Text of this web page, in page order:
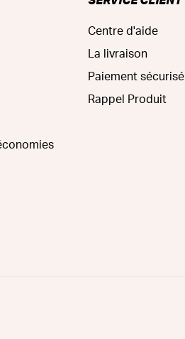
Centre d'aide
La livraison
Paiement sécurisé
Rappel Produit